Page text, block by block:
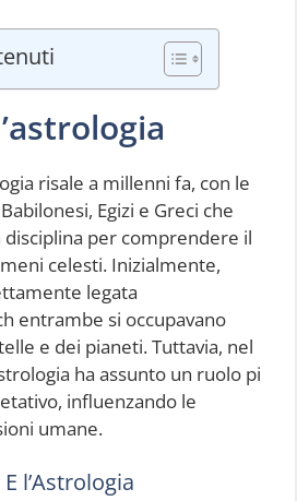
risale a millenni fa, con le
Egizi e Greci che
disciplina per comprendere il
celesti. Inizialmente,
legata
entrambe si occupavano
e dei pianeti. Tuttavia, nel
ha assunto un ruolo pi
influenzando le
umane.
l’Astrologia